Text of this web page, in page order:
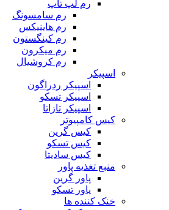
رم لپ تاپ
رم سامسونگ
رم هاینیکس
رم کینگستون
رم میکرون
رم کروشیال
اسپیکر
اسپیکر ردراگون
اسپیکر تسکو
اسپیکر تازاتا
کیس کامپیوتر
کیس گرین
کیس تسکو
کیس سادیتا
منبع تغذیه‌ پاور
پاور گرین
پاور تسکو
خنک کننده ها